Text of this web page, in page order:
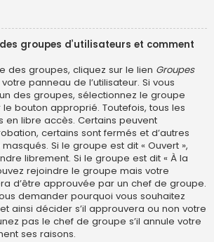
groupes d’utilisateurs et comment
des groupes, cliquez sur le lien Groupes
panneau de l’utilisateur. Si vous
des groupes, sélectionnez le groupe
bouton approprié. Toutefois, tous les
en libre accès. Certains peuvent
certains sont fermés et d’autres
Si le groupe est dit « Ouvert »,
librement. Si le groupe est dit « À la
rejoindre le groupe mais votre
d’être approuvée par un chef de groupe.
demander pourquoi vous souhaitez
ainsi décider s’il approuvera ou non votre
pas le chef de groupe s’il annule votre
ses raisons.